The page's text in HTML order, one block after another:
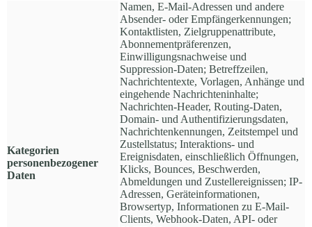
Kategorien
personenbezogener
Daten
Namen, E-Mail-Adressen und andere
Absender- oder Empfängerkennungen;
Kontaktlisten, Zielgruppenattribute,
Abonnementpräferenzen,
Einwilligungsnachweise und
Suppression-Daten; Betreffzeilen,
Nachrichtentexte, Vorlagen, Anhänge und
eingehende Nachrichteninhalte;
Nachrichten-Header, Routing-Daten,
Domain- und Authentifizierungsdaten,
Nachrichtenkennungen, Zeitstempel und
Zustellstatus; Interaktions- und
Ereignisdaten, einschließlich Öffnungen,
Klicks, Bounces, Beschwerden,
Abmeldungen und Zustellereignissen; IP-
Adressen, Geräteinformationen,
Browsertyp, Informationen zu E-Mail-
Clients, Webhook-Daten, API- oder